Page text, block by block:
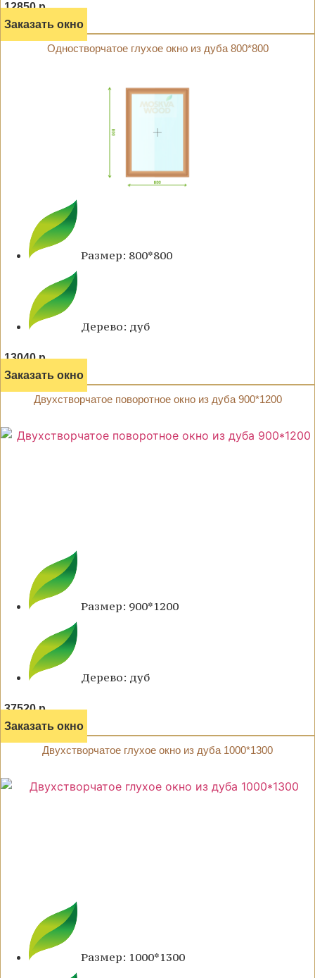
12850 р.
Заказать окно
Одностворчатое глухое окно из дуба 800*800
Размер: 800*800
Дерево: дуб
13040 р.
Заказать окно
Двухстворчатое поворотное окно из дуба 900*1200
Размер: 900*1200
Дерево: дуб
37520 р.
Заказать окно
Двухстворчатое глухое окно из дуба 1000*1300
Размер: 1000*1300